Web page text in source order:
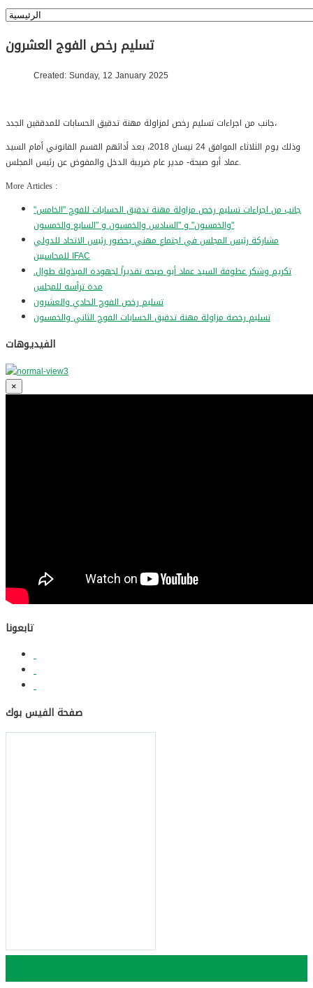
تسليم رخص الفوج العشرون
Created: Sunday, 12 January 2025
جانب من اجراءات تسليم رخص لمزاولة مهنة تدقيق الحسابات للمدققين الجدد،
وذلك يوم الثلاثاء الموافق 24 نيسان 2018، بعد أدائهم القسم القانوني أمام السيد
عماد أبو صبحة- مدير عام ضريبة الدخل والمفوض عن رئيس المجلس.
More Articles :
"جانب من اجراءات تسليم رخص مزاولة مهنة تدقيق الحسابات للفوج "الخامس
والخمسون" و "السادس والخمسون و "السابع والخمسون"
مشاركة رئيس المجلس في اجتماع مهني بحضور رئيس الاتحاد للدولي
للمحاسبين IFAC
.تكريم وشكر عطوفة السيد عماد أبو صبحه تقديراً لجهوده المبذولة طوال
مدة ترأسه للمجلس
تسليم رخص الفوج الحادي والعشرون
تسليم رخصة مزاولة مهنة تدقيق الحسابات الفوج الثاني والخمسون
الفيديوهات
×
تابعونا
صفحة الفيس بوك